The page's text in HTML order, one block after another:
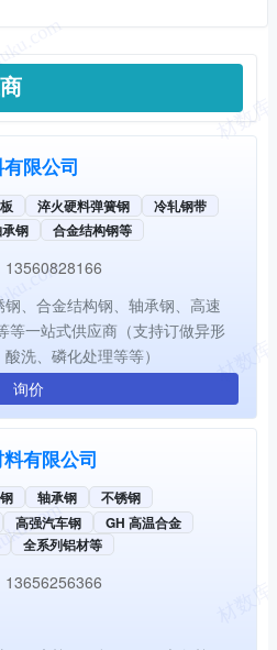
限公司
淬火硬料弹簧钢
冷轧钢带
钢 合金结构钢等
13560828166
、合金结构钢、轴承钢、高速
等一站式供应商（支持订做异形
洗、磷化处理等等）
询价
有限公司
轴承钢
不锈钢
高强汽车钢
GH 高温合金
全系列铝材等
13656256366